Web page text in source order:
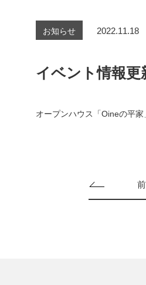
お知らせ 2022.11.18
イベント情報更
オープンハウス「Oineの平家